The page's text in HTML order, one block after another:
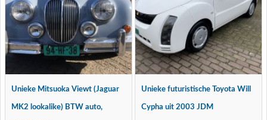
Unieke Mitsuoka Viewt (Jaguar
MK2 lookalike) BTW auto,
Unieke futuristische Toyota Will
Cypha uit 2003 JDM